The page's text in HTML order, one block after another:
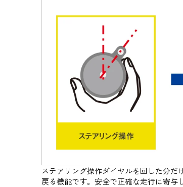
ステアリング操作ダイヤルを回した分
戻る機能です。安全で正確な走行に寄与